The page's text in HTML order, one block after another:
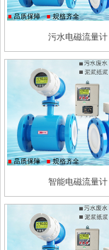
污水电磁流量计
智能电磁流量计